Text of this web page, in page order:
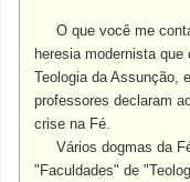
O que você me
heresia modernista
Teologia da Assunção,
professores declaram
crise na Fé.
Vários dogmas da
"Faculdades" de